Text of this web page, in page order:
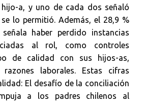
a, y uno de cada dos señaló
lo permitió. Además, el 28,9 %
haber perdido instancias
al rol, como controles
de calidad con sus hijos-as,
razones laborales. Estas cifras
El desafío de la conciliación
a los padres chilenos al